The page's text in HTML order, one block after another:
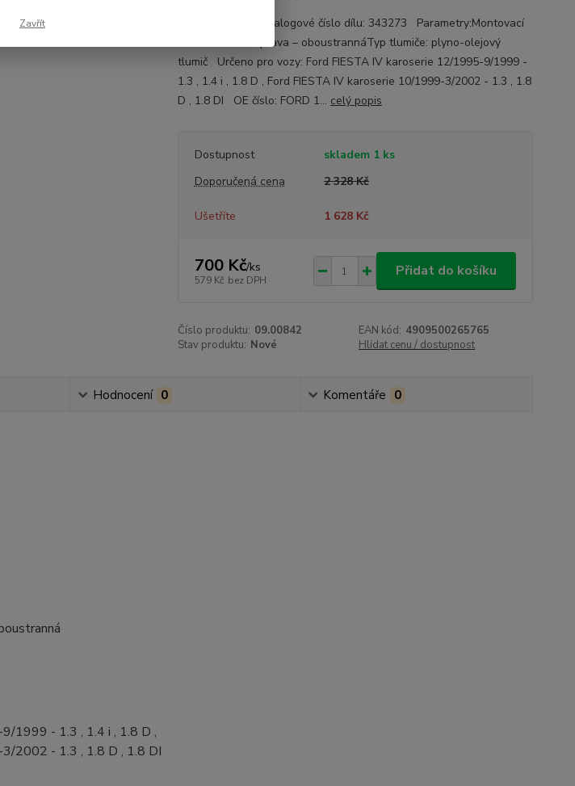
Výrobce: KYB Katalogové číslo dílu: 343273 Parametry:Montovací
strana: zadní náprava – oboustrannáTyp tlumiče: plyno-olejový
tlumič Určeno pro vozy: Ford FIESTA IV karoserie 12/1995-9/1999 -
1.3 , 1.4 i , 1.8 D , Ford FIESTA IV karoserie 10/1999-3/2002 - 1.3 , 1.8
D , 1.8 DI OE číslo: FORD 1... celý popis
Dostupnost
skladem 1 ks
Doporučená cena
2 328 Kč
Ušetříte 1 628 Kč
700 Kč/ks
579 Kč bez DPH
Přidat do košíku
Číslo produktu: 09.00842 EAN kód: 4909500265765
Stav produktu: Nové Hlídat cenu / dostupnost
Hodnocení 0 Komentáře 0
1999 - 1.3 , 1.4 i , 1.8 D ,
2002 - 1.3 , 1.8 D , 1.8 DI
Zavřít